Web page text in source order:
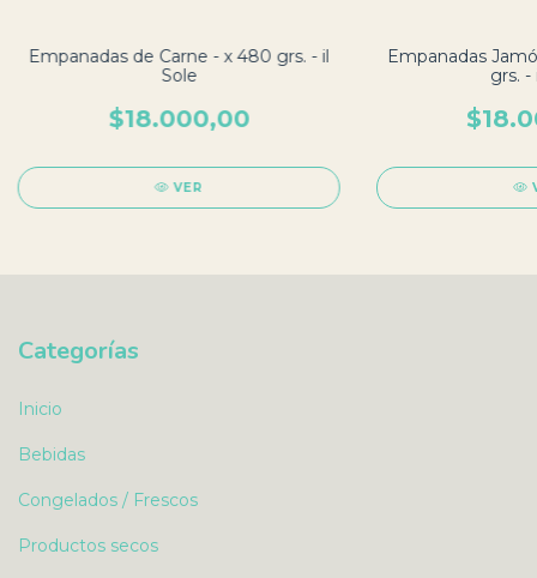
Empanadas de Carne - x 480 grs. - il
Sole
$18.000,00
VER
Empanadas
grs. -
Categorías
Inicio
Bebidas
Congelados / Frescos
Productos secos